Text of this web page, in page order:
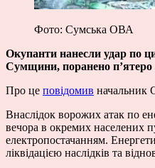
Фото: Сумська ОВА
Окупанти нанесли удар по
Сумщини, поранено пʼятеро
Про це повідомив начальник
Внаслідок ворожих атак по
вечора в окремих населених
електропостачанням.
ліквідацією наслідків та